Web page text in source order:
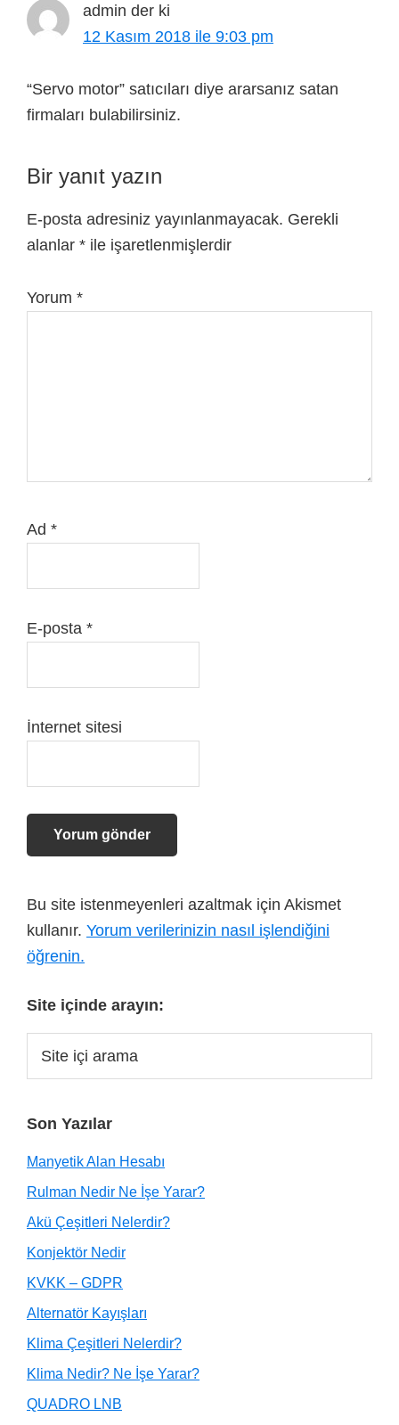
admin der ki
12 Kasım 2018 ile 9:03 pm
“Servo motor” satıcıları diye ararsanız satan
firmaları bulabilirsiniz.
Bir yanıt yazın
E-posta adresiniz yayınlanmayacak. Gerekli
alanlar * ile işaretlenmişlerdir
Yorum *
Ad *
E-posta *
İnternet sitesi
Bu site istenmeyenleri azaltmak için Akismet
kullanır. Yorum verilerinizin nasıl işlendiğini
öğrenin.
Site içinde arayın:
Son Yazılar
Manyetik Alan Hesabı
Rulman Nedir Ne İşe Yarar?
Akü Çeşitleri Nelerdir?
Konjektör Nedir
KVKK – GDPR
Alternatör Kayışları
Klima Çeşitleri Nelerdir?
Klima Nedir? Ne İşe Yarar?
QUADRO LNB